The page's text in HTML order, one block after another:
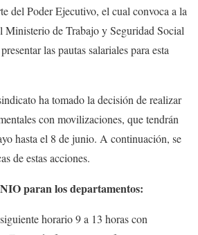
del Poder Ejecutivo, el cual convoca a la
Ministerio de Trabajo y Seguridad Social
las pautas salariales para esta
ha tomado la decisión de realizar
con movilizaciones, que tendrán
hasta el 8 de junio. A continuación, se
de estas acciones.
paran los departamentos:
horario 9 a 13 horas con